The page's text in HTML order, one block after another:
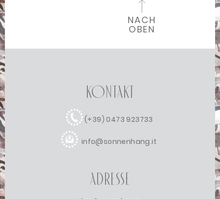
NACH
OBEN
Kontakt
(+39) 0473 923733
info@sonnenhang.it
Adresse